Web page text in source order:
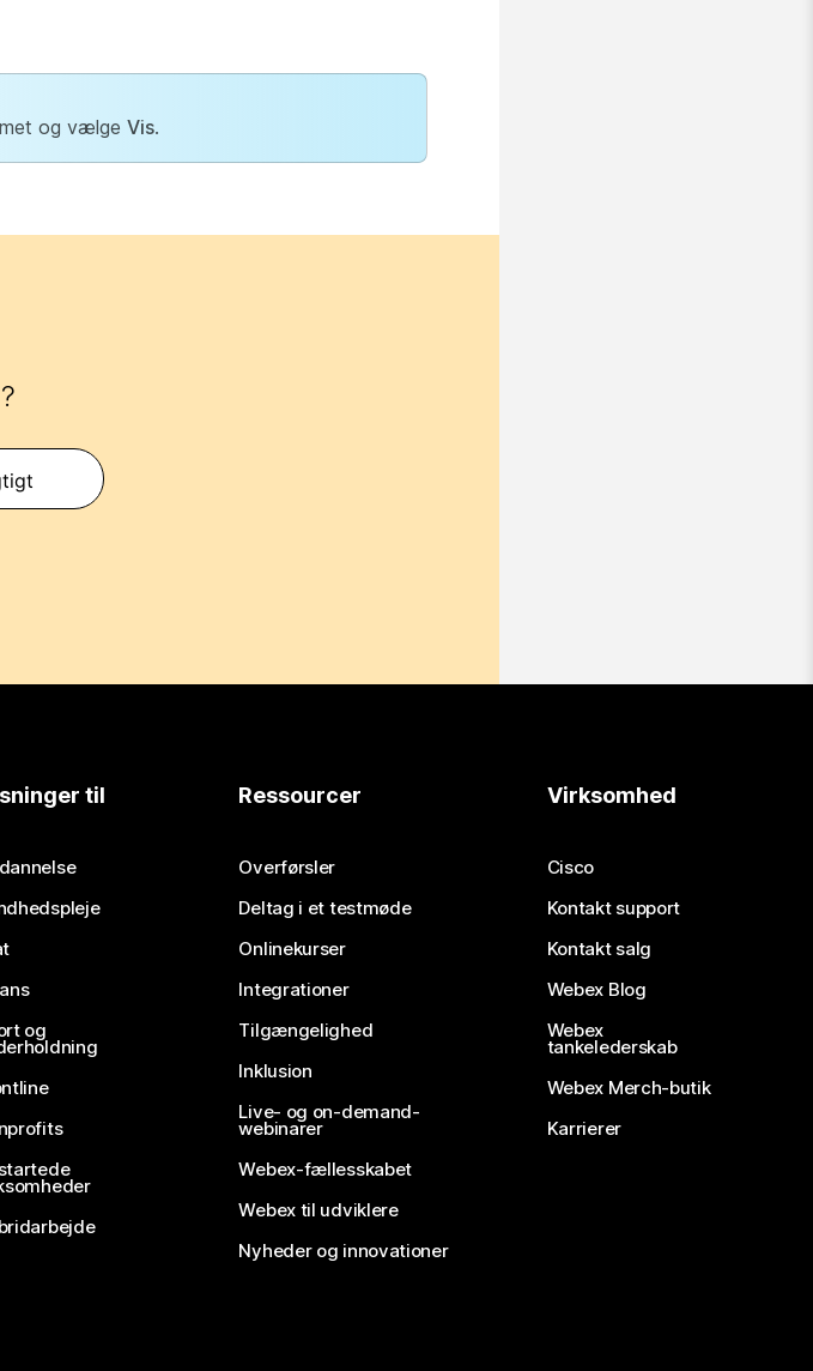
og vælge Vis.
til
og
Ressourcer
Overførsler
Deltag i et testmøde
Onlinekurser
Integrationer
Tilgængelighed
Inklusion
Live- og on-demand-
webinarer
Webex-fællesskabet
Webex til udviklere
Nyheder og innovationer
Virksomhed
Cisco
Kontakt support
Kontakt salg
Webex Blog
Webex
tankelederskab
Webex Merch-butik
Karrierer